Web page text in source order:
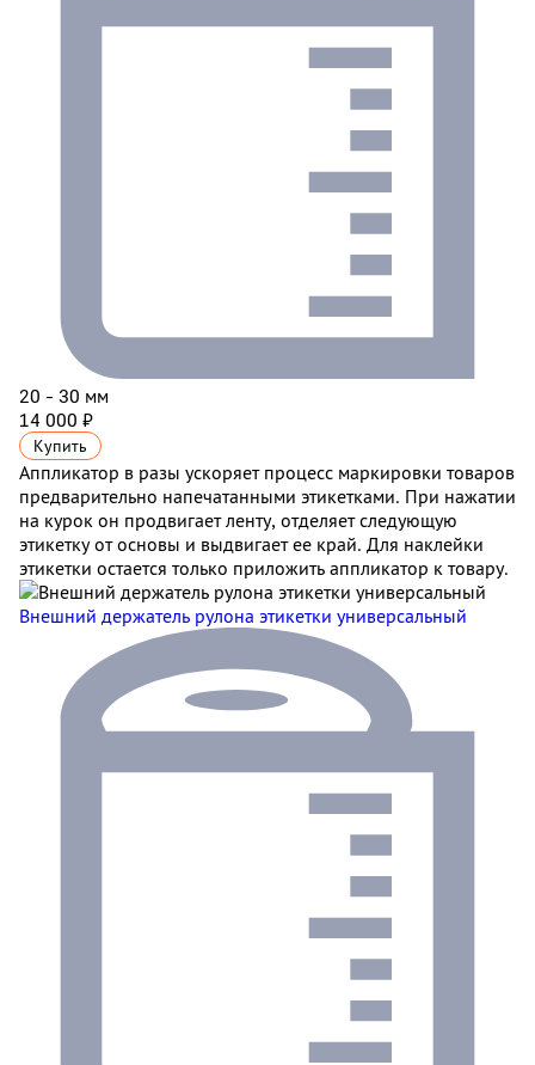
20 - 30 мм
14 000 ₽
Купить
Аппликатор в разы ускоряет процесс маркировки товаров
предварительно напечатанными этикетками. При нажатии
на курок он продвигает ленту, отделяет следующую
этикетку от основы и выдвигает ее край. Для наклейки
этикетки остается только приложить аппликатор к товару.
Внешний держатель рулона этикетки универсальный